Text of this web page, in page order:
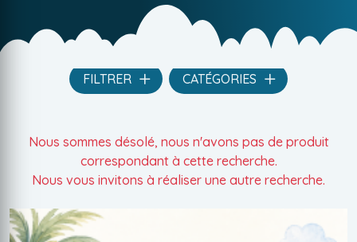
FILTRER CATÉGORIES
Nous sommes désolé, nous n'avons pas de produit
correspondant à cette recherche.
Nous vous invitons à réaliser une autre recherche.